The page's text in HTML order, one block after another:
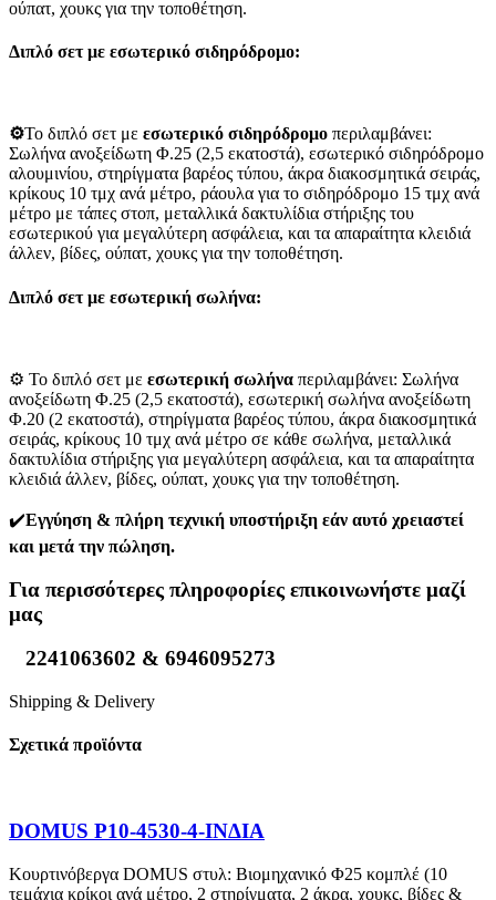
ούπατ, χουκς για την τοποθέτηση.
Διπλό σετ με εσωτερικό σιδηρόδρομο:
⚙️Το διπλό σετ με εσωτερικό σιδηρόδρομο περιλαμβάνει:
Σωλήνα ανοξείδωτη Φ.25 (2,5 εκατοστά), εσωτερικό σιδηρόδρομο
αλουμινίου, στηρίγματα βαρέος τύπου, άκρα διακοσμητικά σειράς,
κρίκους 10 τμχ ανά μέτρο, ράουλα για το σιδηρόδρομο 15 τμχ ανά
μέτρο με τάπες στοπ, μεταλλικά δακτυλίδια στήριξης του
εσωτερικού για μεγαλύτερη ασφάλεια, και τα απαραίτητα κλειδιά
άλλεν, βίδες, ούπατ, χουκς για την τοποθέτηση.
Διπλό σετ με εσωτερική σωλήνα:
⚙️ Το διπλό σετ με εσωτερική σωλήνα περιλαμβάνει: Σωλήνα
ανοξείδωτη Φ.25 (2,5 εκατοστά), εσωτερική σωλήνα ανοξείδωτη
Φ.20 (2 εκατοστά), στηρίγματα βαρέος τύπου, άκρα διακοσμητικά
σειράς, κρίκους 10 τμχ ανά μέτρο σε κάθε σωλήνα, μεταλλικά
δακτυλίδια στήριξης για μεγαλύτερη ασφάλεια, και τα απαραίτητα
κλειδιά άλλεν, βίδες, ούπατ, χουκς για την τοποθέτηση.
️✔️Εγγύηση & πλήρη τεχνική υποστήριξη εάν αυτό χρειαστεί
και μετά την πώληση.
Για περισσότερες πληροφορίες επικοινωνήστε μαζί
μας
2241063602 & 6946095273
Shipping & Delivery
Σχετικά προϊόντα
DOMUS P10-4530-4-ΙΝΔΙΑ
Κουρτινόβεργα DOMUS στυλ: Βιομηχανικό Φ25 κομπλέ (10
τεμάχια κρίκοι ανά μέτρο, 2 στηρίγματα, 2 άκρα, χουκς, βίδες &